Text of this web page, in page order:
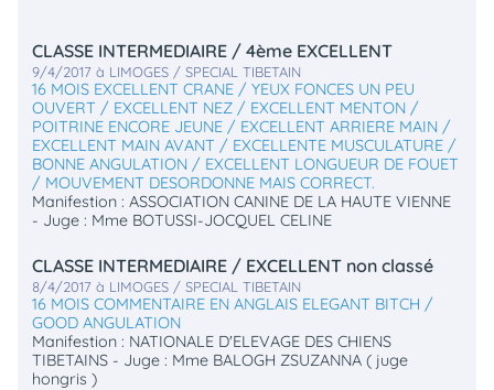
CLASSE INTERMEDIAIRE / 4ème EXCELLENT
9/4/2017 à LIMOGES / SPECIAL TIBETAIN
16 MOIS EXCELLENT CRANE / YEUX FONCES UN PEU
OUVERT / EXCELLENT NEZ / EXCELLENT MENTON /
POITRINE ENCORE JEUNE / EXCELLENT ARRIERE MAIN /
EXCELLENT MAIN AVANT / EXCELLENTE MUSCULATURE /
BONNE ANGULATION / EXCELLENT LONGUEUR DE FOUET
/ MOUVEMENT DESORDONNE MAIS CORRECT.
Manifestion : ASSOCIATION CANINE DE LA HAUTE VIENNE
- Juge : Mme BOTUSSI-JOCQUEL CELINE
CLASSE INTERMEDIAIRE / EXCELLENT non classé
8/4/2017 à LIMOGES / SPECIAL TIBETAIN
16 MOIS COMMENTAIRE EN ANGLAIS ELEGANT BITCH /
GOOD ANGULATION
Manifestion : NATIONALE D'ELEVAGE DES CHIENS
TIBETAINS - Juge : Mme BALOGH ZSUZANNA ( juge
hongris )